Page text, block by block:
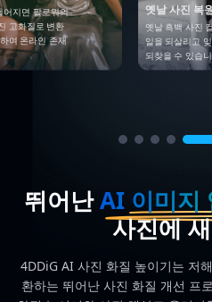
러로 복원을 통해 빛바랜 색과 디테
혀진 순간과 소중한 기억을 생생하게
다.
뛰어난AI 이미지
사진에
4DDiG AI 사진 화질 높이기는 저
환하는 뛰어난 사진 화질 개선 프